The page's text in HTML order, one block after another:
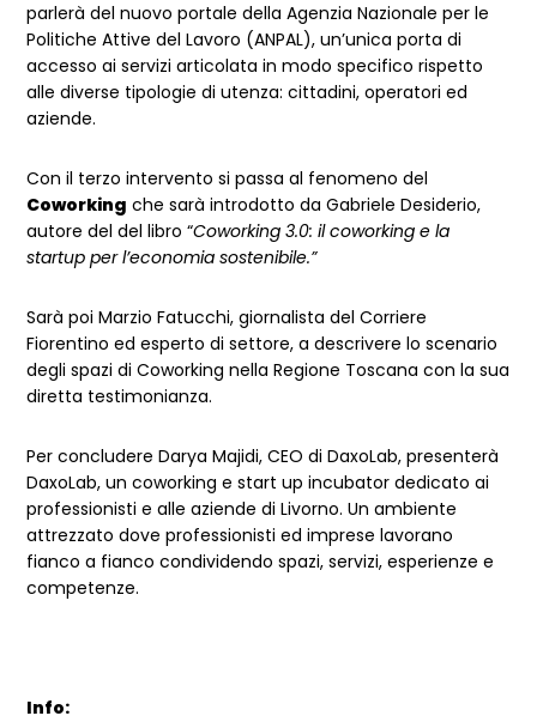
parlerà del nuovo portale della Agenzia Nazionale per le
Politiche Attive del Lavoro (ANPAL), un’unica porta di
accesso ai servizi articolata in modo specifico rispetto
alle diverse tipologie di utenza: cittadini, operatori ed
aziende.
Con il terzo intervento si passa al fenomeno del
Coworking che sarà introdotto da Gabriele Desiderio,
autore del del libro “Coworking 3.0: il coworking e la
startup per l’economia sostenibile.”
Sarà poi Marzio Fatucchi, giornalista del Corriere
Fiorentino ed esperto di settore, a descrivere lo scenario
degli spazi di Coworking nella Regione Toscana con la sua
diretta testimonianza.
Per concludere Darya Majidi, CEO di DaxoLab, presenterà
DaxoLab, un coworking e start up incubator dedicato ai
professionisti e alle aziende di Livorno. Un ambiente
attrezzato dove professionisti ed imprese lavorano
fianco a fianco condividendo spazi, servizi, esperienze e
competenze.
Info: